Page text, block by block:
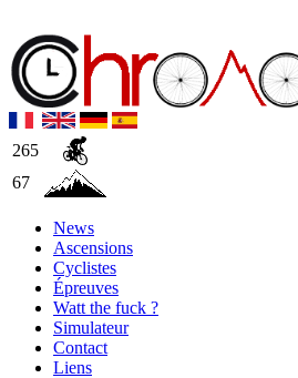
265
67
News
Ascensions
Cyclistes
Épreuves
Watt the fuck ?
Simulateur
Contact
Liens